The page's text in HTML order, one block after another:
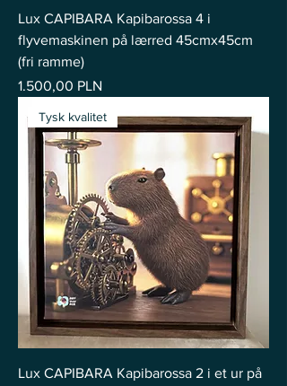
Lux CAPIBARA Kapibarossa 4 i
flyvemaskinen på lærred 45cmx45cm
(fri ramme)
Pris
1.500,00 PLN
Tysk kvalitet
Lux CAPIBARA Kapibarossa 2 i et ur på